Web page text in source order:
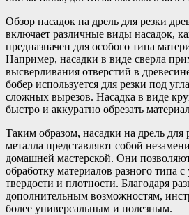
Обзор насадок на дрель для резки
включает различные виды насадок,
предназначен для особого типа
Например, насадки в виде сверла
высверливания отверстий в
бобер используется для резки под
сложных вырезов. Насадка в виде
быстро и аккуратно обрезать
Таким образом, насадки на дрель для
металла представляют собой
домашней мастерской. Они
обработку материалов разного типа
твердости и плотности. Благодаря
дополнительным возможностям,
более универсальным и полезным.